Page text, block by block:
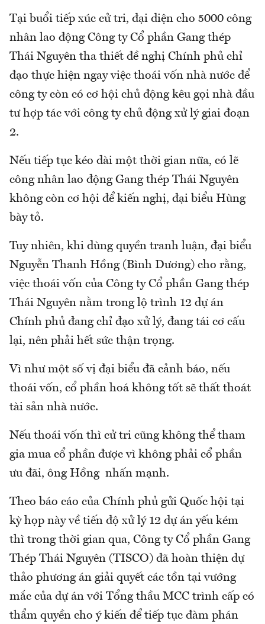
Tại buổi tiếp xúc cử tri, đại diện cho 5000 công
nhân lao động Công ty Cổ phần Gang thép
Thái Nguyên tha thiết đề nghị Chính phủ chỉ
đạo thực hiện ngay việc thoái vốn nhà nước để
công ty còn có cơ hội chủ động kêu gọi nhà đầu
tư hợp tác với công ty chủ động xử lý giai đoạn
2.
Nếu tiếp tục kéo dài một thời gian nữa, có lẽ
công nhân lao động Gang thép Thái Nguyên
không còn cơ hội để kiến nghị, đại biểu Hùng
bày tỏ.
Tuy nhiên, khi dùng quyền tranh luận, đại biểu
Nguyễn Thanh Hồng (Bình Dương) cho rằng,
việc thoái vốn của Công ty Cổ phần Gang thép
Thái Nguyên nằm trong lộ trình 12 dự án
Chính phủ đang chỉ đạo xử lý, đang tái cơ cấu
lại, nên phải hết sức thận trọng.
Vì như một số vị đại biểu đã cảnh báo, nếu
thoái vốn, cổ phần hoá không tốt sẽ thất thoát
tài sản nhà nước.
Nếu thoái vốn thì cử tri cũng không thể tham
gia mua cổ phần được vì không phải cổ phần
ưu đãi, ông Hồng nhấn mạnh.
Theo báo cáo của Chính phủ gửi Quốc hội tại
kỳ họp này về tiến độ xử lý 12 dự án yếu kém
thì trong thời gian qua, Công ty Cổ phần Gang
Thép Thái Nguyên (TISCO) đã hoàn thiện dự
thảo phương án giải quyết các tồn tại vướng
mắc của dự án với Tổng thầu MCC trình cấp có
thẩm quyền cho ý kiến để tiếp tục đàm phán